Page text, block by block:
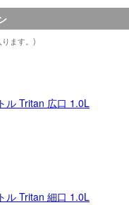
ます。)
ル Tritan 広口 1.0L
ル Tritan 細口 1.0L